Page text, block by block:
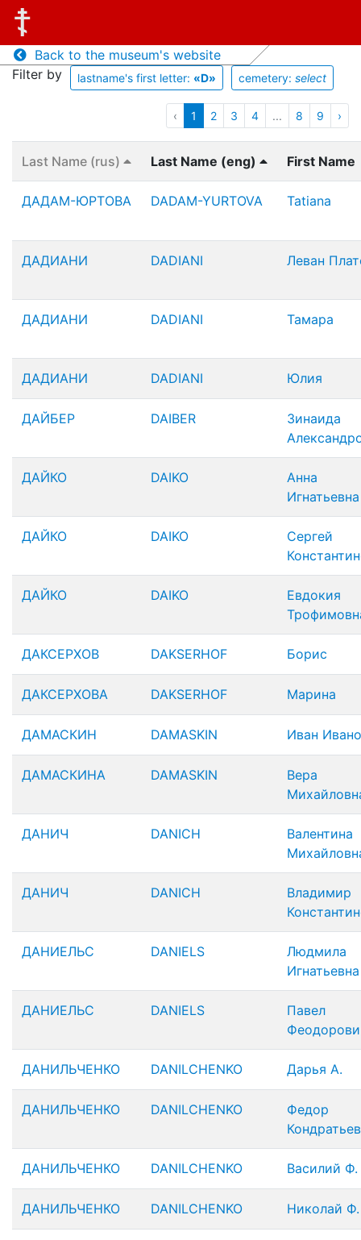
Back to the museum's website
Filter by
lastname's first letter: «D» cemetery: select
‹ 1 2 3 4 ... 8 9 ›
Last Name (rus) Last Name (eng) First Name
ДАДАМ-ЮРТОВА DADAM-YURTOVA Tatiana
ДАДИАНИ DADIANI Леван
ДАДИАНИ DADIANI Тамара
ДАДИАНИ DADIANI Юлия
ДАЙБЕР DAIBER
Зинаида
ДАЙКО DAIKO
Анна
Игнатьевна
ДАЙКО DAIKO
Сергей
ДАЙКО DAIKO
Евдокия
ДАКСЕРХОВ DAKSERHOF Борис
ДАКСЕРХОВА DAKSERHOF Марина
ДАМАСКИН DAMASKIN Иван
ДАМАСКИНА DAMASKIN
Вера
ДАНИЧ DANICH
Валентина
ДАНИЧ DANICH
Владимир
ДАНИЕЛЬС DANIELS
Людмила
Игнатьевна
ДАНИЕЛЬС DANIELS
Павел
ДАНИЛЬЧЕНКО DANILCHENKO Дарья А.
ДАНИЛЬЧЕНКО DANILCHENKO
Федор
ДАНИЛЬЧЕНКО DANILCHENKO Василий Ф.
ДАНИЛЬЧЕНКО DANILCHENKO Николай Ф.